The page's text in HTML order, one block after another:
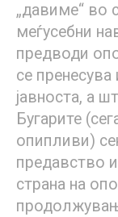
„давиме“ во
меѓусебни
предводи
се
јавноста, а
Бугарите
опипливи)
предавство
страна на